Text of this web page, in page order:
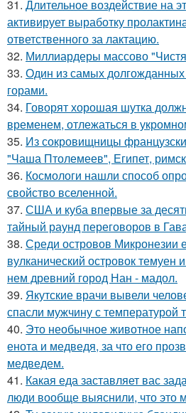
31. Длительное воздействие на
активирует выработку
ответственного за лактацию.
32. Миллиардеры массово
33. Один из самых долгожданных
горами.
34. Говорят хорошая шутка
временем, отлежаться в
35. Из сокровищницы
"Чаша Птолемеев", Египет,
36. Космологи нашли способ
свойство вселенной.
37. США и куба впервые за
тайный раунд переговоров в
38. Среди островов Микронезии
вулканический островок
нем древний город Нан - мадол.
39. Якутские врачи вывели
спасли мужчину с температурой
40. Это необычное животное
енота и медведя, за что его
медведем.
41. Какая еда заставляет вас
люди вообще выяснили, что это